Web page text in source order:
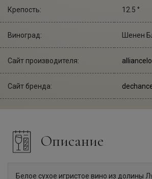
Крепость: 12.5 °
Виноград: Шенен
Сайт производителя:
Сайт бренда:
Описание
Белое сухое игристое вино из долины